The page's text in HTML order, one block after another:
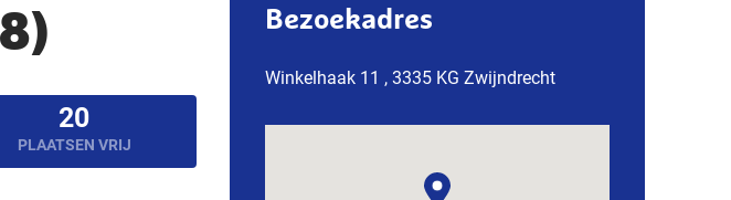
20
PLAATSEN VRIJ
Bezoekadres
Winkelhaak 11 , 3335 KG Zwijndrecht